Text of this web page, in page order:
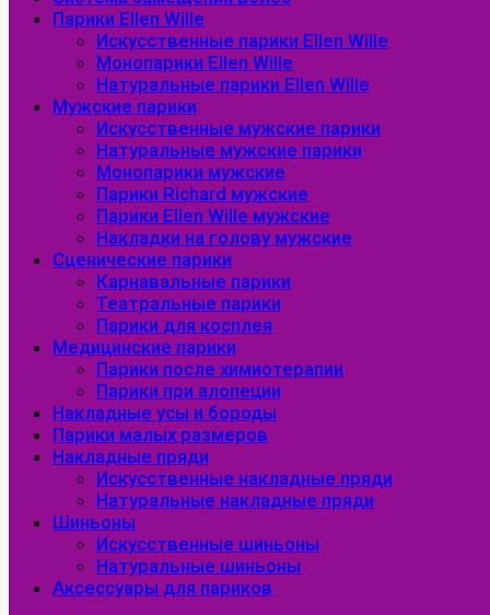
Парики Ellen Wille
Искусственные парики Ellen Wille
Монопарики Ellen Wille
Натуральные парики Ellen Wille
Мужские парики
Искусственные мужские парики
Натуральные мужские парики
Монопарики мужские
Парики Richard мужские
Парики Ellen Wille мужские
Накладки на голову мужские
Сценические парики
Карнавальные парики
Театральные парики
Парики для косплея
Медицинские парики
Парики после химиотерапии
Парики при алопеции
Накладные усы и бороды
Парики малых размеров
Накладные пряди
Искусственные накладные пряди
Натуральные накладные пряди
Шиньоны
Искусственные шиньоны
Натуральные шиньоны
Аксессуары для париков